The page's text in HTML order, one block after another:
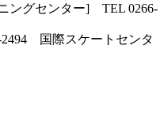
ングセンター] TEL 0266-